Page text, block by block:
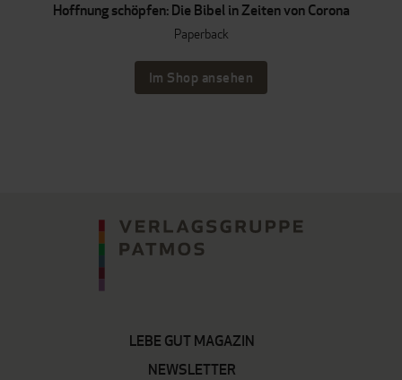
Hoffnung schöpfen: Die Bibel in Zeiten von Corona
Paperback
Im Shop ansehen
LEBE GUT MAGAZIN
NEWSLETTER